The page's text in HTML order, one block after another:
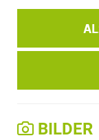
BILDER